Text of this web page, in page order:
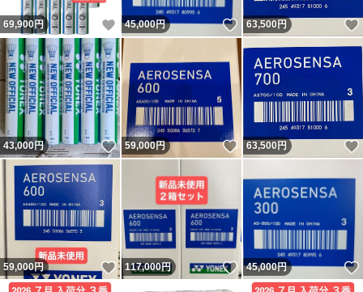
69,900円 いいね！
45,000円 いいね！
63,500円
43,000円 いいね！
59,000円 いいね！
63,500円
59,000円 いいね！
117,000円 いいね！
45,000円